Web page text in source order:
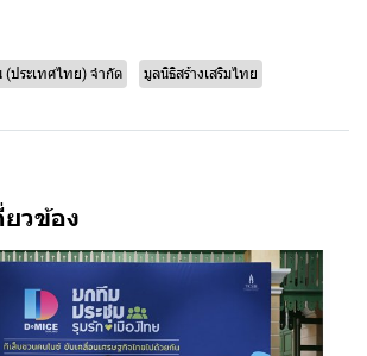
ประเทศไทย) จำกัด มูลนิธิสร้างเสริมไทย
วข้อง